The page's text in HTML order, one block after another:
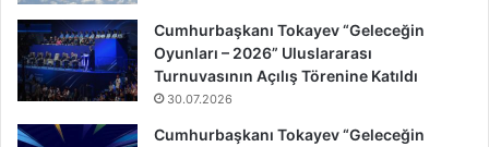
Cumhurbaşkanı Tokayev “Geleceğin
Oyunları – 2026” Uluslararası
Turnuvasının Açılış Törenine Katıldı
30.07.2026
Cumhurbaşkanı Tokayev “Geleceğin